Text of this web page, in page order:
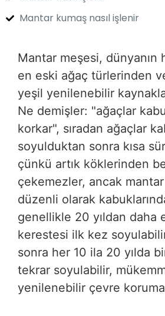
Mantar kumaş nasıl işlenir
Mantar meşesi, dünyanın
en eski ağaç türlerinden
yeşil yenilenebilir
Ne demişler: "ağaçlar
korkar", sıradan ağaçlar
soyulduktan sonra kısa
çünkü artık köklerinden
çekemezler, ancak mantar
düzenli olarak
genellikle 20 yıldan daha
kerestesi ilk kez
sonra her 10 ila 20 yılda
tekrar soyulabilir,
yenilenebilir çevre